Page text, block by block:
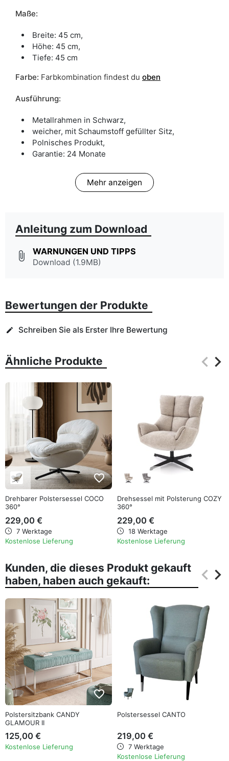
Maße:
Breite: 45 cm,
Höhe: 45 cm,
Tiefe: 45 cm
Farbe: Farbkombination findest du oben
Ausführung:
Metallrahmen in Schwarz,
weicher, mit Schaumstoff gefüllter Sitz,
Polnisches Produkt,
Garantie: 24 Monate
Mehr anzeigen
Anleitung zum Download
attach_file WARNUNGEN UND TIPPS
Download (1.9MB)
Bewertungen der Produkte
edit Schreiben Sie als Erster Ihre Bewertung
Ähnliche Produkte keyboard_arrow_left
keyboard_arrow_right
favorite_border
Drehbarer Polstersessel COCO
360°
229,00 €
7 Werktage
Kostenlose Lieferung
Drehsessel mit Polsterung COZY
360°
229,00 €
18 Werktage
Kostenlose Lieferung
Kunden, die dieses Produkt gekauft
haben, haben auch gekauft:
keyboard_arrow_left
keyboard_arrow_right
favorite_border
Polstersitzbank CANDY
GLAMOUR II
125,00 €
Kostenlose Lieferung
Polstersessel CANTO
219,00 €
7 Werktage
Kostenlose Lieferung